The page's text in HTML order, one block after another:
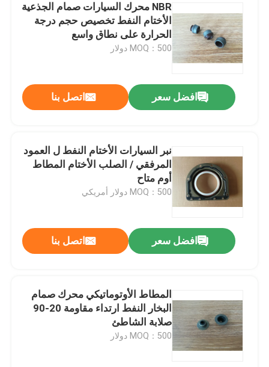
NBR محرك السيارات صمام الجذعية
الأختام النفط تخصيص حجم درجة
الحرارة على نطاق واسع
MOQ：500 دولار
افضل سعر اتصل بنا
نبر السيارات الأختام النفط ل العمود
المرفقي / الصلب الأختام المطاط
أوم متاح
MOQ：500 دولار أمريكي
افضل سعر اتصل بنا
المطاط الأوتوماتيكي محرك صمام
البخار النفط ارتداء مقاومة 20-90
صلابة الشاطئ
MOQ：500 دولار